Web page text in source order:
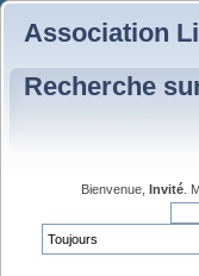
Association
Recherche
Bienvenue, Invité .